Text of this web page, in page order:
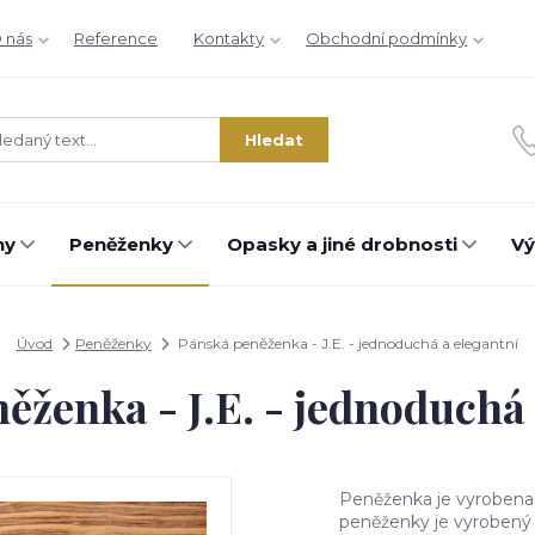
nás Reference Kontakty Obchodní podmínky
Hledat
Peněženky Opasky a jiné drobnosti
Úvod Peněženky Pánská peněženka - J.E. - jednoduchá a elegantní
- J.E. -
Peněženka je
peněženky je